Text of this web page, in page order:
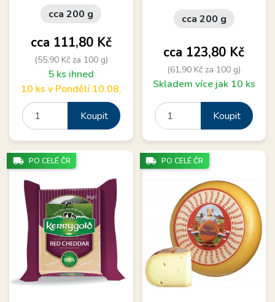
cca 200 g
Cena
cca 111,80 Kč
(55,90 Kč za 100 g)
5 ks ihned
10 ks v Pondělí 10.08.
Koupit
cca 200 g
Cena
cca 123,80 Kč
(61,90 Kč za 100 g)
Skladem více jak 10 ks
Koupit
local_shipping PO CELÉ ČR local_shipping PO CELÉ ČR